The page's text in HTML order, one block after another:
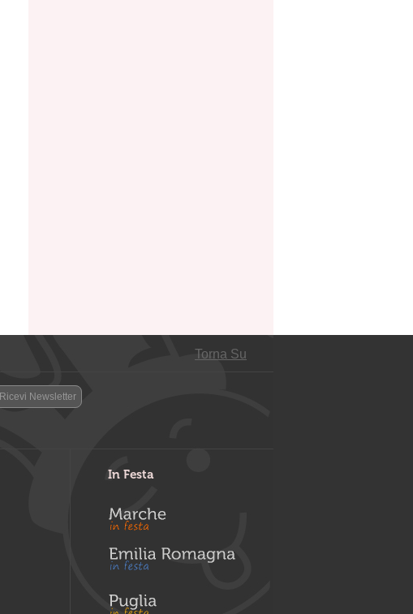
Torna Su
Ricevi Newsletter
In Festa